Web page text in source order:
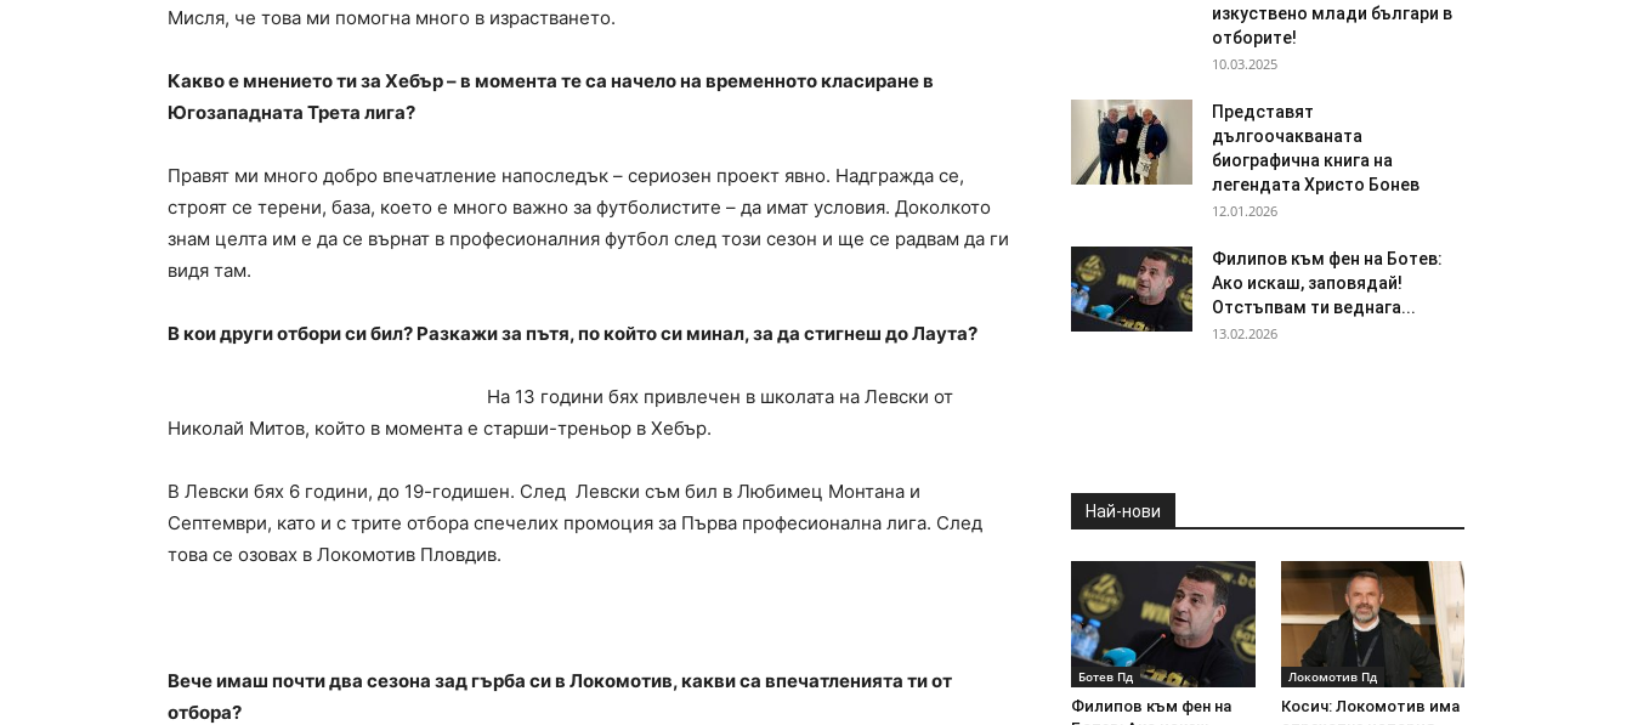
Мисля, че това ми помогна много в израстването.
Какво е мнението ти за Хебър – в момента те са начело на временното класиране в
Югозападната Трета лига?
Правят ми много добро впечатление напоследък – сериозен проект явно. Надгражда се,
строят се терени, база, което е много важно за футболистите – да имат условия. Доколкото
знам целта им е да се върнат в професионалния футбол след този сезон и ще се радвам да ги
видя там.
В кои други отбори си бил? Разкажи за пътя, по който си минал, за да стигнеш до Лаута?
На 13 години бях привлечен в школата на Левски от
Николай Митов, който в момента е старши-треньор в Хебър.
В Левски бях 6 години, до 19-годишен. След Левски съм бил в Любимец Монтана и
Септември, като и с трите отбора спечелих промоция за Първа професионална лига. След
това се озовах в Локомотив Пловдив.
Вече имаш почти два сезона зад гърба си в Локомотив, какви са впечатленията ти от
отбора?
изкуствено млади българи в
отборите!
10.03.2025
Представят
дългоочакваната
биографична книга на
легендата Христо Бонев
12.01.2026
Филипов към фен на Ботев:
Ако искаш, заповядай!
Отстъпвам ти веднага...
13.02.2026
Най-нови
Ботев Пд
Филипов към фен на
Локомотив Пд
Косич: Локомотив има